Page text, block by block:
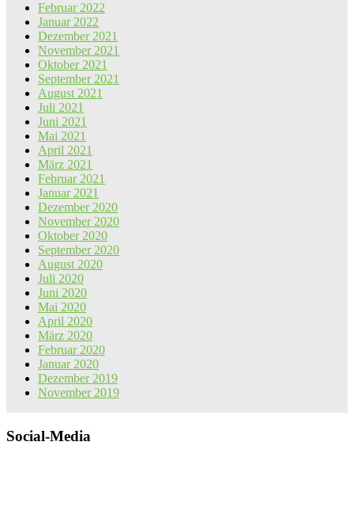
Februar 2022
Januar 2022
Dezember 2021
November 2021
Oktober 2021
September 2021
August 2021
Juli 2021
Juni 2021
Mai 2021
April 2021
März 2021
Februar 2021
Januar 2021
Dezember 2020
November 2020
Oktober 2020
September 2020
August 2020
Juli 2020
Juni 2020
Mai 2020
April 2020
März 2020
Februar 2020
Januar 2020
Dezember 2019
November 2019
Social-Media